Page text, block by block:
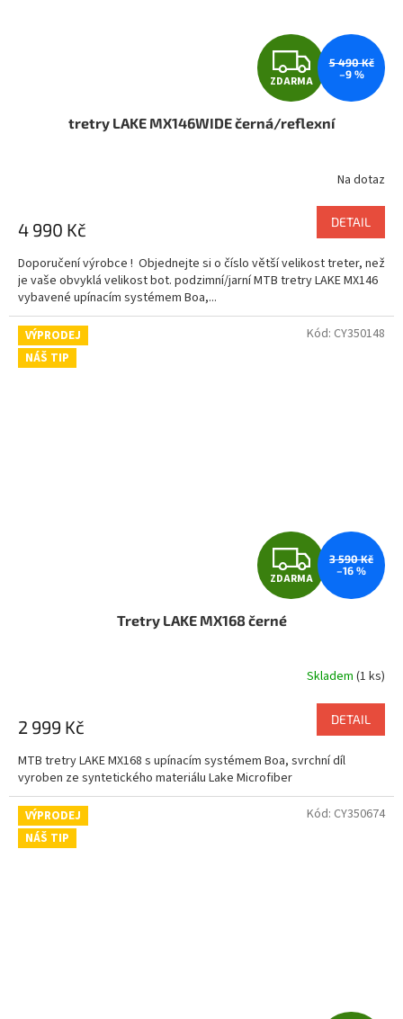
Z
D
A
M
A
ZDARMA
5 490 Kč
–9 %
tretry LAKE MX146WIDE černá/reflexní
Na dotaz
4 990 Kč DETAIL
Doporučení výrobce ! Objednejte si o číslo větší velikost treter, než
je vaše obvyklá velikost bot. podzimní/jarní MTB tretry LAKE MX146
vybavené upínacím systémem Boa,...
VÝPRODEJ
NÁŠ TIP
Z
D
R
M
A
ZDARMA
3 590 Kč
–16 %
Tretry LAKE MX168 černé
Skladem (1 ks)
2 999 Kč DETAIL
MTB tretry LAKE MX168 s upínacím systémem Boa, svrchní díl
vyroben ze syntetického materiálu Lake Microfiber
Kód: CY350148
VÝPRODEJ
NÁŠ TIP
Kód: CY350674